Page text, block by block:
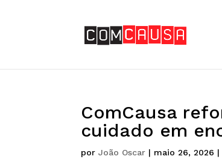
ComCausa
cuidado em
porJoão Oscar | maio 26, 2026 |